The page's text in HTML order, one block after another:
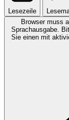
Lesezeile
Browser muss
Sprachausgabe.
Sie einen mit